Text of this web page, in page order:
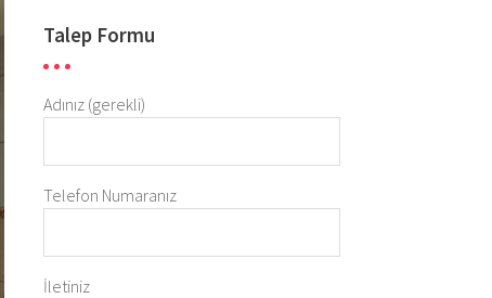
Talep Formu
Adınız (gerekli)
Telefon Numaranız
İletiniz